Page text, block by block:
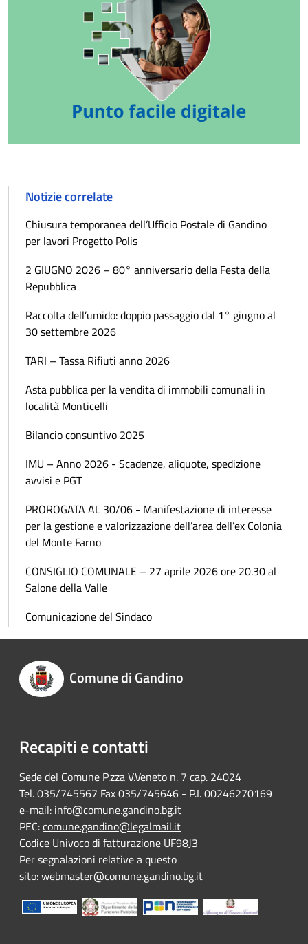
Notizie correlate
Chiusura temporanea dell’Ufficio Postale di Gandino
per lavori Progetto Polis
2 GIUGNO 2026 – 80° anniversario della Festa della
Repubblica
Raccolta dell’umido: doppio passaggio dal 1° giugno al
30 settembre 2026
TARI – Tassa Rifiuti anno 2026
Asta pubblica per la vendita di immobili comunali in
località Monticelli
Bilancio consuntivo 2025
IMU – Anno 2026 - Scadenze, aliquote, spedizione
avvisi e PGT
PROROGATA AL 30/06 - Manifestazione di interesse
per la gestione e valorizzazione dell’area dell’ex Colonia
del Monte Farno
CONSIGLIO COMUNALE – 27 aprile 2026 ore 20.30 al
Salone della Valle
Comunicazione del Sindaco
Comune di Gandino
Recapiti e contatti
Sede del Comune P.zza V.Veneto n. 7 cap. 24024
Tel. 035/745567 Fax 035/745646 - P.I. 00246270169
e-mail: info@comune.gandino.bg.it
PEC:comune.gandino@legalmail.it
Codice Univoco di fatturazione UF98J3
Per segnalazioni relative a questo
sito:webmaster@comune.gandino.bg.it